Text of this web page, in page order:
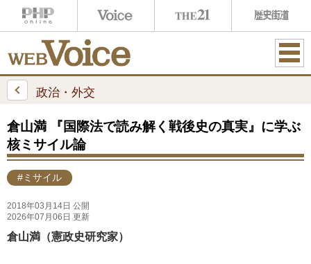
ME
政治・外交
倉山満 『国際法で読み解く戦後史の真実』に学ぶ
核ミサイル論
#ミサイル
2018年03月14日 公開
2026年07月06日 更新
倉山満（憲政史研究家）